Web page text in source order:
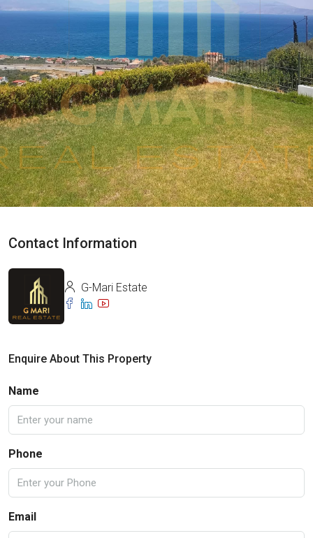
Contact Information
G-Mari Estate
Enquire About This Property
Name
Phone
Email